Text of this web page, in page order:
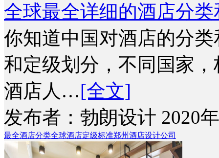
全球最全详细的酒店分
你知道中国对酒店的分
和定级划分，不同国家
酒店人…[全文]
发布者：勃朗设计 2020
最全酒店分类全球酒店定级标准郑州酒店设计公司